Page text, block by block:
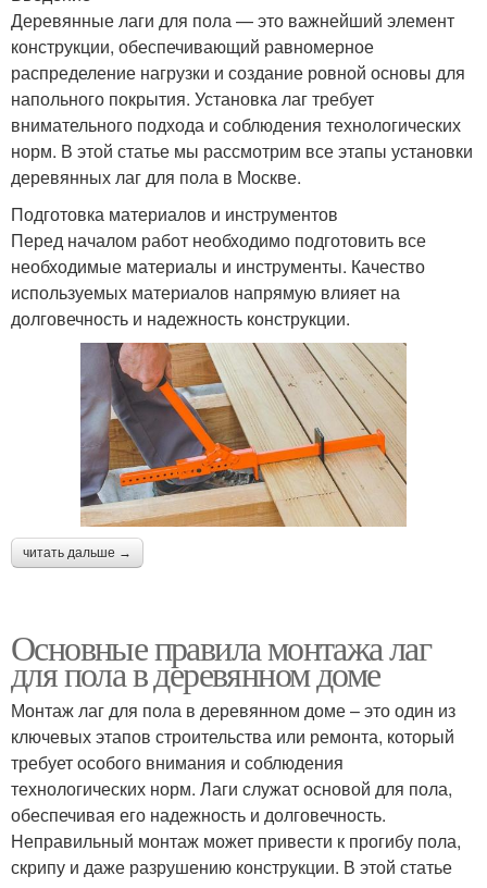
Деревянные лаги для пола — это важнейший элемент
конструкции, обеспечивающий равномерное
распределение нагрузки и создание ровной основы для
напольного покрытия. Установка лаг требует
внимательного подхода и соблюдения технологических
норм. В этой статье мы рассмотрим все этапы установки
деревянных лаг для пола в Москве.
Подготовка материалов и инструментов
Перед началом работ необходимо подготовить все
необходимые материалы и инструменты. Качество
используемых материалов напрямую влияет на
долговечность и надежность конструкции.
читать дальше →
Основные правила монтажа лаг
для пола в деревянном доме
Монтаж лаг для пола в деревянном доме – это один из
ключевых этапов строительства или ремонта, который
требует особого внимания и соблюдения
технологических норм. Лаги служат основой для пола,
обеспечивая его надежность и долговечность.
Неправильный монтаж может привести к прогибу пола,
скрипу и даже разрушению конструкции. В этой статье